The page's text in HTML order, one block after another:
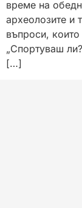
време на
археолозите и
въпроси,
„Спортуваш
[…]